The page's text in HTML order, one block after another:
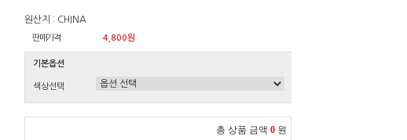
원산지 : CHINA
판매가격 4,800원
기본옵션
색상선택
총 상품 금액 0 원